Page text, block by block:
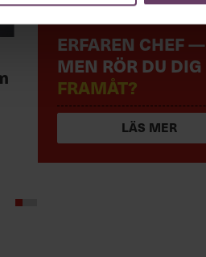
ERFAREN CHEF —
MEN RÖR DU DIG
FRAMÅT?
LÄS MER